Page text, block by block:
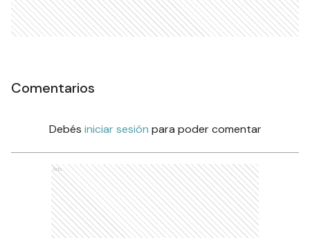
Comentarios
Debés iniciar sesión para poder comentar
Ads